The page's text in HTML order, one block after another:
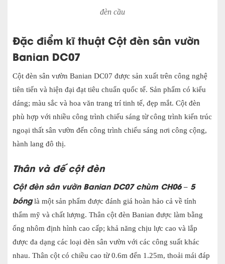
đèn cầu
Đặc điểm kĩ thuật Cột đèn sân vườn
Banian DC07
Cột đèn sân vườn Banian DC07 được sản xuất trên công nghệ
tiên tiến và hiện đại đạt tiêu chuẩn quốc tế. Sản phẩm có kiểu
dáng; màu sắc và hoa văn trang trí tinh tế, đẹp mắt. Cột đèn
phù hợp với nhiều công trình chiếu sáng từ công trình kiến trúc
ngoại thất sân vườn đến công trình chiếu sáng nơi công cộng,
hành lang đô thị.
Thân và đế cột đèn
Cột đèn sân vườn Banian DC07 chùm CH06 – 5
bónglà một sản phẩm được đánh giá hoàn hảo cả về tính
thẩm mỹ và chất lượng. Thân cột đèn Banian được làm bằng
ống nhôm định hình cao cấp; khả năng chịu lực cao và lắp
được đa dạng các loại đèn sân vườn với các công suất khác
nhau. Thân cột có chiều cao từ 0.6m đến 1.25m, thoải mái đáp